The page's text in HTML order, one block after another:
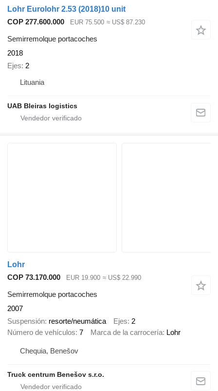
Lohr Eurolohr 2.53 (2018)10 unit
COP 277.600.000
EUR 75.500 ≈ US$ 87.230
Semirremolque portacoches
2018
Ejes 2
Lituania
UAB Bleiras logistics
Lohr
COP 73.170.000
EUR 19.900 ≈ US$ 22.990
Semirremolque portacoches
2007
Suspensión resorte/neumática Ejes 2
Número de vehículos 7 Marca de la carrocería Lohr
Chequia, Benešov
Truck centrum Benešov s.r.o.